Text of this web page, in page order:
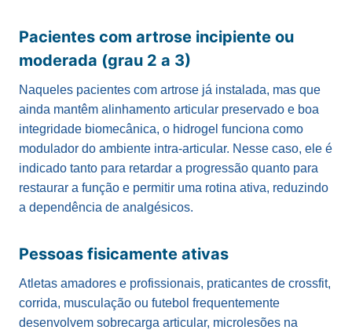
Pacientes com artrose incipiente ou
moderada (grau 2 a 3)
Naqueles pacientes com artrose já instalada, mas que
ainda mantêm alinhamento articular preservado e boa
integridade biomecânica, o hidrogel funciona como
modulador do ambiente intra-articular. Nesse caso, ele é
indicado tanto para retardar a progressão quanto para
restaurar a função e permitir uma rotina ativa, reduzindo
a dependência de analgésicos.
Pessoas fisicamente ativas
Atletas amadores e profissionais, praticantes de crossfit,
corrida, musculação ou futebol frequentemente
desenvolvem sobrecarga articular, microlesões na